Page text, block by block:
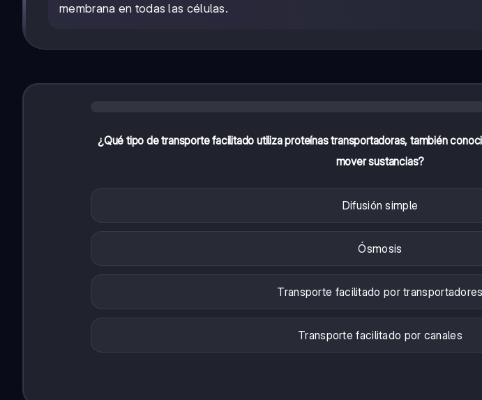
membrana en todas las células.
¿Qué tipo de transporte facilitado utiliza proteínas transportadoras, también
mover sustancias?
Difusión simple
Ósmosis
Transporte facilitado por transportadores
Transporte facilitado por canales